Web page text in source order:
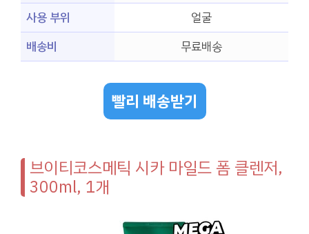
사용 부위
얼굴
배송비
무료배송
빨리 배송받기
브이티코스메틱 시카 마일드 폼 클렌저,
300ml, 1개